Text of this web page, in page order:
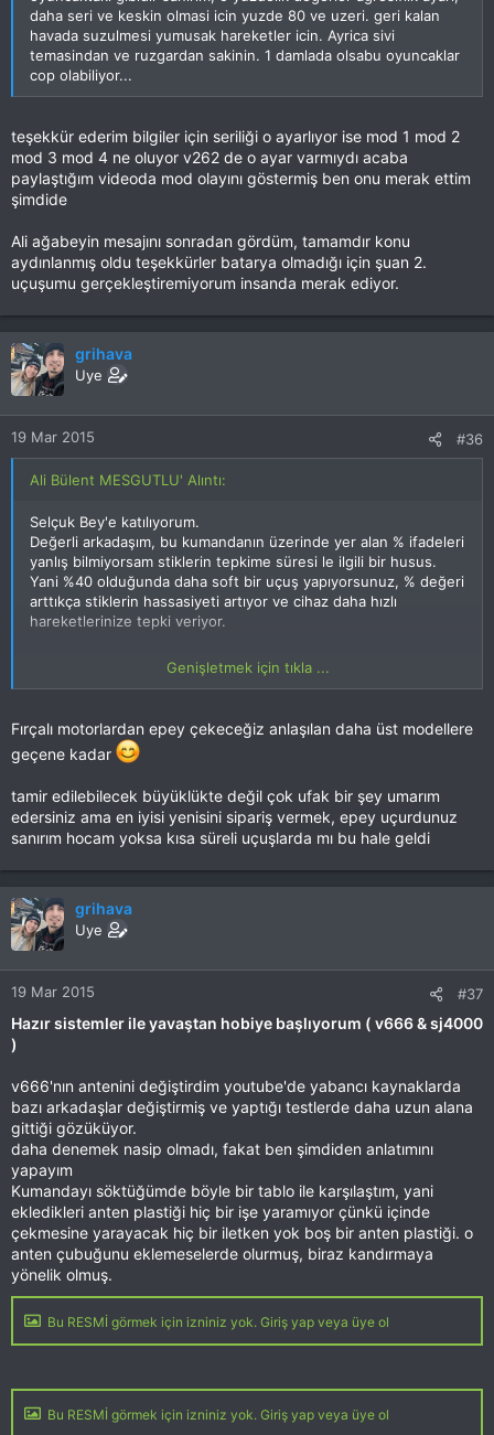
daha seri ve keskin olmasi icin yuzde 80 ve uzeri. geri kalan
havada suzulmesi yumusak hareketler icin. Ayrica sivi
temasindan ve ruzgardan sakinin. 1 damlada olsabu oyuncaklar
cop olabiliyor...
teşekkür ederim bilgiler için seriliği o ayarlıyor ise mod 1 mod 2
mod 3 mod 4 ne oluyor v262 de o ayar varmıydı acaba
paylaştığım videoda mod olayını göstermiş ben onu merak ettim
şimdide
Ali ağabeyin mesajını sonradan gördüm, tamamdır konu
aydınlanmış oldu teşekkürler batarya olmadığı için şuan 2.
uçuşumu gerçekleştiremiyorum insanda merak ediyor.
grihava
Uye
19 Mar 2015 #36
Ali Bülent MESGUTLU' Alıntı:
Selçuk Bey'e katılıyorum.
Değerli arkadaşım, bu kumandanın üzerinde yer alan % ifadeleri
yanlış bilmiyorsam stiklerin tepkime süresi le ilgili bir husus.
Yani %40 olduğunda daha soft bir uçuş yapıyorsunuz, % değeri
arttıkça stiklerin hassasiyeti artıyor ve cihaz daha hızlı
hareketlerinize tepki veriyor.
Mod'lar ise Joystiklerin konumu değişitiriyor. Ancak ben daha o
Bu arada ben de benim v666'nın motorunun üst devre
elemanını açtım, fırça görevi gören kömürün (kiz zaten ufacık
bir şey) tamamen bittiğini gördüm. İki ihtimal var ya ona göre
sipariş edeceğim. Ancak biliyorum ki bunlar da kısa zamanda
yıpranacak.
Kolay gelsin.
Genişletmek için tıkla ...
Fırçalı motorlardan epey çekeceğiz anlaşılan daha üst modellere
geçene kadar
tamir edilebilecek büyüklükte değil çok ufak bir şey umarım
edersiniz ama en iyisi yenisini sipariş vermek, epey uçurdunuz
sanırım hocam yoksa kısa süreli uçuşlarda mı bu hale geldi
grihava
Uye
19 Mar 2015 #37
Hazır sistemler ile yavaştan hobiye başlıyorum ( v666 & sj4000
)
v666'nın antenini değiştirdim youtube'de yabancı kaynaklarda
bazı arkadaşlar değiştirmiş ve yaptığı testlerde daha uzun alana
gittiği gözüküyor.
daha denemek nasip olmadı, fakat ben şimdiden anlatımını
yapayım
Kumandayı söktüğümde böyle bir tablo ile karşılaştım, yani
ekledikleri anten plastiği hiç bir işe yaramıyor çünkü içinde
çekmesine yarayacak hiç bir iletken yok boş bir anten plastiği. o
anten çubuğunu eklemeselerde olurmuş, biraz kandırmaya
yönelik olmuş.
Bu RESMİ görmek için izniniz yok. Giriş yap veya üye ol
Bu RESMİ görmek için izniniz yok. Giriş yap veya üye ol